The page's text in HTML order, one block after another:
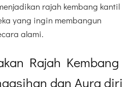
rajah kembang kantil
yang ingin membangun
alami.
Rajah Kembang
dan Aura diri